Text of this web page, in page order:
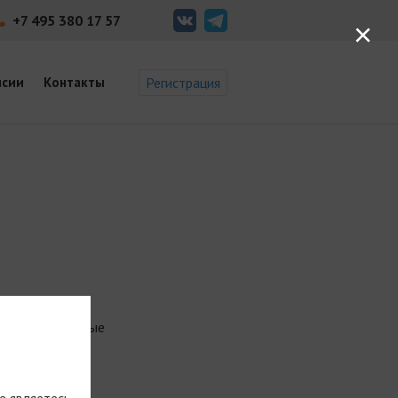
+7 495 380 17 57
Контакты Регистрация
завершенные
×